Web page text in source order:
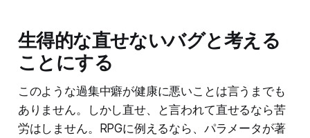
生得的な直せないバグと考える
ことにする
このような過集中癖が健康に悪いことは言うまでも
ありません。しかし直せ、と言われて直せるなら苦
労はしません。RPGに例えるなら、パラメータが著